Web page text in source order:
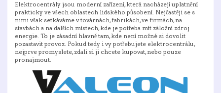
Elektrocentrály jsou moderní zařízení, která nacházejí uplatnění
prakticky ve všech oblastech lidského působení. Nejčastěji se s
nimi však setkáváme v továrnách, fabrikách, ve firmách, na
stavbách a na dalších místech, kde je potřeba mít záložní zdroj
energie. To je zásadní hlavně tam, kde není možné si dovolit
pozastavit provoz. Pokud tedy i vy potřebujete elektrocentrálu,
nejprve promyslete, zdali si ji chcete kupovat, nebo pouze
pronajmout.